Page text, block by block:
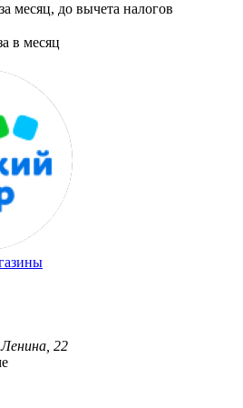
за месяц, до вычета налогов
в месяц
22